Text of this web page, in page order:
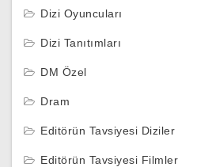
Dizi Oyuncuları
Dizi Tanıtımları
DM Özel
Dram
Editörün Tavsiyesi Diziler
Editörün Tavsiyesi Filmler